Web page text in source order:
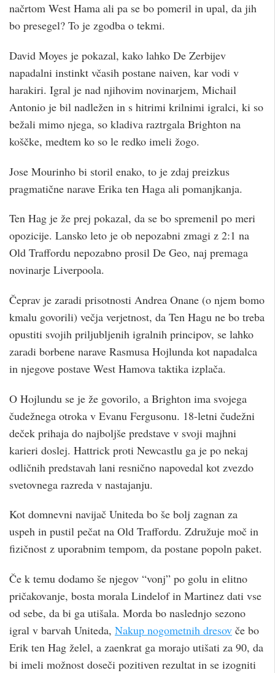
načrtom West Hama ali pa se bo pomeril in upal, da jih
bo presegel? To je zgodba o tekmi.
David Moyes je pokazal, kako lahko De Zerbijev
napadalni instinkt včasih postane naiven, kar vodi v
harakiri. Igral je nad njihovim novinarjem, Michail
Antonio je bil nadležen in s hitrimi krilnimi igralci, ki so
bežali mimo njega, so kladiva raztrgala Brighton na
koščke, medtem ko so le redko imeli žogo.
Jose Mourinho bi storil enako, to je zdaj preizkus
pragmatične narave Erika ten Haga ali pomanjkanja.
Ten Hag je že prej pokazal, da se bo spremenil po meri
opozicije. Lansko leto je ob nepozabni zmagi z 2:1 na
Old Traffordu nepozabno prosil De Geo, naj premaga
novinarje Liverpoola.
Čeprav je zaradi prisotnosti Andrea Onane (o njem bomo
kmalu govorili) večja verjetnost, da Ten Hagu ne bo treba
opustiti svojih priljubljenih igralnih principov, se lahko
zaradi borbene narave Rasmusa Hojlunda kot napadalca
in njegove postave West Hamova taktika izplača.
O Hojlundu se je že govorilo, a Brighton ima svojega
čudežnega otroka v Evanu Fergusonu. 18-letni čudežni
deček prihaja do najboljše predstave v svoji majhni
karieri doslej. Hattrick proti Newcastlu ga je po nekaj
odličnih predstavah lani resnično napovedal kot zvezdo
svetovnega razreda v nastajanju.
Kot domnevni navijač Uniteda bo še bolj zagnan za
uspeh in pustil pečat na Old Traffordu. Združuje moč in
fizičnost z uporabnim tempom, da postane popoln paket.
Če k temu dodamo še njegov “vonj” po golu in elitno
pričakovanje, bosta morala Lindelof in Martinez dati vse
od sebe, da bi ga utišala. Morda bo naslednjo sezono
igral v barvah Uniteda, Nakup nogometnih dresov če bo
Erik ten Hag želel, a zaenkrat ga morajo utišati za 90, da
bi imeli možnost doseči pozitiven rezultat in se izogniti